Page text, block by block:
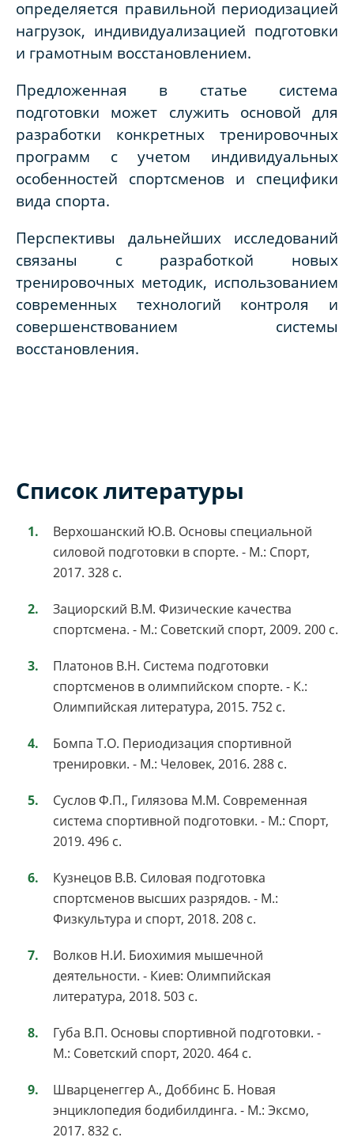
определяется правильной периодизацией
нагрузок, индивидуализацией подготовки
и грамотным восстановлением.
Предложенная в статье система
подготовки может служить основой для
разработки конкретных тренировочных
программ с учетом индивидуальных
особенностей спортсменов и специфики
вида спорта.
Перспективы дальнейших исследований
связаны с разработкой новых
тренировочных методик, использованием
современных технологий контроля и
совершенствованием системы
восстановления.
Список литературы
Верхошанский Ю.В. Основы специальной
силовой подготовки в спорте. - М.: Спорт,
2017. 328 с.
Зациорский В.М. Физические качества
спортсмена. - М.: Советский спорт, 2009. 200 с.
Платонов В.Н. Система подготовки
спортсменов в олимпийском спорте. - К.:
Олимпийская литература, 2015. 752 с.
Бомпа Т.О. Периодизация спортивной
тренировки. - М.: Человек, 2016. 288 с.
Суслов Ф.П., Гилязова М.М. Современная
система спортивной подготовки. - М.: Спорт,
2019. 496 с.
Кузнецов В.В. Силовая подготовка
спортсменов высших разрядов. - М.:
Физкультура и спорт, 2018. 208 с.
Волков Н.И. Биохимия мышечной
деятельности. - Киев: Олимпийская
литература, 2018. 503 с.
Губа В.П. Основы спортивной подготовки. -
М.: Советский спорт, 2020. 464 с.
Шварценеггер А., Доббинс Б. Новая
энциклопедия бодибилдинга. - М.: Эксмо,
2017. 832 с.